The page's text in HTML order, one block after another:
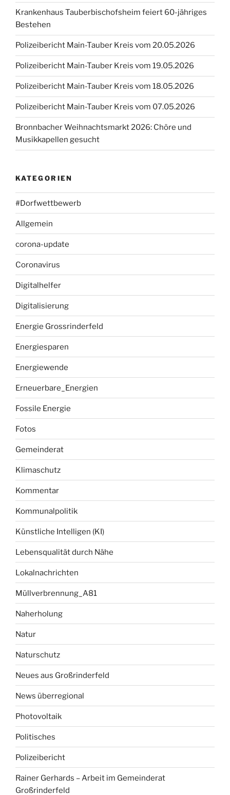
Krankenhaus Tauberbischofsheim feiert 60-jähriges
Bestehen
Polizeibericht Main-Tauber Kreis vom 20.05.2026
Polizeibericht Main-Tauber Kreis vom 19.05.2026
Polizeibericht Main-Tauber Kreis vom 18.05.2026
Polizeibericht Main-Tauber Kreis vom 07.05.2026
Bronnbacher Weihnachtsmarkt 2026: Chöre und
Musikkapellen gesucht
KATEGORIEN
#Dorfwettbewerb
Allgemein
corona-update
Coronavirus
Digitalhelfer
Digitalisierung
Energie Grossrinderfeld
Energiesparen
Energiewende
Erneuerbare_Energien
Fossile Energie
Fotos
Gemeinderat
Klimaschutz
Kommentar
Kommunalpolitik
Künstliche Intelligen (KI)
Lebensqualität durch Nähe
Lokalnachrichten
Müllverbrennung_A81
Naherholung
Natur
Naturschutz
Neues aus Großrinderfeld
News überregional
Photovoltaik
Politisches
Polizeibericht
Rainer Gerhards – Arbeit im Gemeinderat
Großrinderfeld